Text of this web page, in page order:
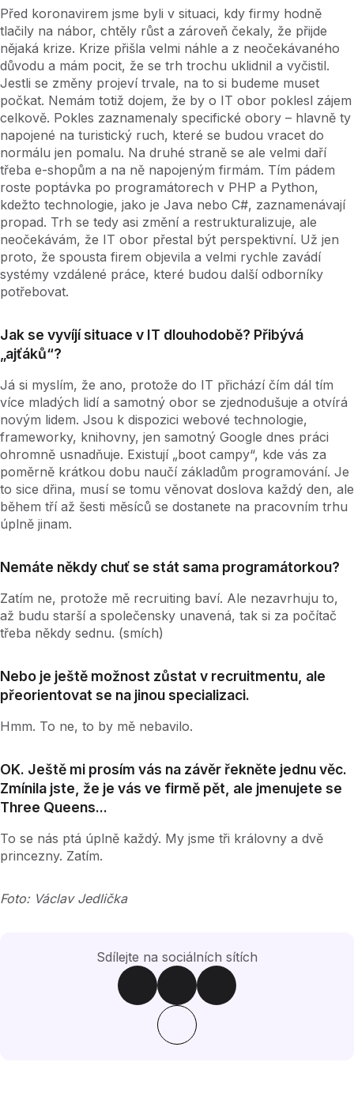
Před koronavirem jsme byli v situaci, kdy firmy hodně
tlačily na nábor, chtěly růst a zároveň čekaly, že přijde
nějaká krize. Krize přišla velmi náhle a z neočekávaného
důvodu a mám pocit, že se trh trochu uklidnil a vyčistil.
Jestli se změny projeví trvale, na to si budeme muset
počkat. Nemám totiž dojem, že by o IT obor poklesl zájem
celkově. Pokles zaznamenaly specifické obory – hlavně ty
napojené na turistický ruch, které se budou vracet do
normálu jen pomalu. Na druhé straně se ale velmi daří
třeba e-shopům a na ně napojeným firmám. Tím pádem
roste poptávka po programátorech v PHP a Python,
kdežto technologie, jako je Java nebo C#, zaznamenávají
propad. Trh se tedy asi změní a restrukturalizuje, ale
neočekávám, že IT obor přestal být perspektivní. Už jen
proto, že spousta firem objevila a velmi rychle zavádí
systémy vzdálené práce, které budou další odborníky
potřebovat.
Jak se vyvíjí situace v IT dlouhodobě? Přibývá
„ajťáků“?
Já si myslím, že ano, protože do IT přichází čím dál tím
více mladých lidí a samotný obor se zjednodušuje a otvírá
novým lidem. Jsou k dispozici webové technologie,
frameworky, knihovny, jen samotný Google dnes práci
ohromně usnadňuje. Existují „boot campy“, kde vás za
poměrně krátkou dobu naučí základům programování. Je
to sice dřina, musí se tomu věnovat doslova každý den, ale
během tří až šesti měsíců se dostanete na pracovním trhu
úplně jinam.
Nemáte někdy chuť se stát sama programátorkou?
Zatím ne, protože mě recruiting baví. Ale nezavrhuju to,
až budu starší a společensky unavená, tak si za počítač
třeba někdy sednu. (smích)
Nebo je ještě možnost zůstat v recruitmentu, ale
přeorientovat se na jinou specializaci.
Hmm. To ne, to by mě nebavilo.
OK. Ještě mi prosím vás na závěr řekněte jednu věc.
Zmínila jste, že je vás ve firmě pět, ale jmenujete se
Three Queens...
To se nás ptá úplně každý. My jsme tři královny a dvě
princezny. Zatím.
Foto: Václav Jedlička
Sdílejte na sociálních sítích